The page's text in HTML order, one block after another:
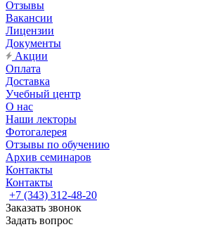
Отзывы
Вакансии
Лицензии
Документы
Акции
Оплата
Доставка
Учебный центр
О нас
Наши лекторы
Фотогалерея
Отзывы по обучению
Архив семинаров
Контакты
Контакты
+7 (343) 312-48-20
Заказать звонок
Задать вопрос